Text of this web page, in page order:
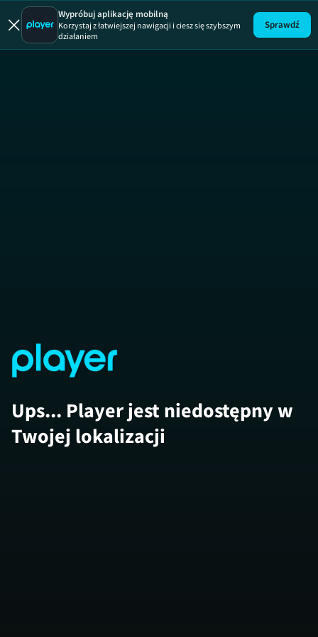
Przepis
Wypróbuj aplikację mobilną
Korzystaj z łatwiejszej nawigacji i ciesz się szybszym
działaniem
Sprawdź
Ups... Player jest niedostępny w
Twojej lokalizacji